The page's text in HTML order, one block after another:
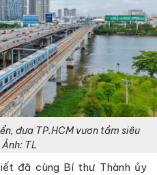
đưa TP.HCM vươn tầm siêu
TL
đã cùng Bí thư Thành ủy